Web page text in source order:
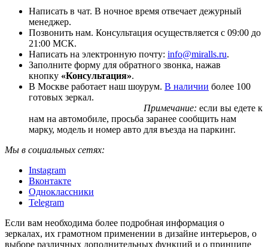
Написать в чат. В ночное время отвечает дежурный
менеджер.
Позвонить нам. Консультация осуществляется с 09:00 до
21:00 МСК.
Написать на электронную почту: info@miralls.ru.
Заполните форму для обратного звонка, нажав
кнопку «Консультация».
В Москве работает наш шоурум. В наличии более 100
готовых зеркал.
Примечание: если вы едете к
нам на автомобиле, просьба заранее сообщить нам
марку, модель и номер авто для въезда на паркинг.
Мы в социальных сетях:
Instagram
Вконтакте
Одноклассники
Telegram
Если вам необходима более подробная информация о
зеркалах, их грамотном применении в дизайне интерьеров, о
выборе различных дополнительных функций и о принципе